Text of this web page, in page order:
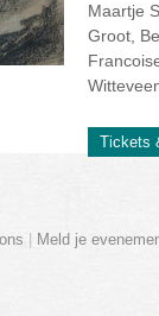
Maartje
Groot,
Tickets
Meld je